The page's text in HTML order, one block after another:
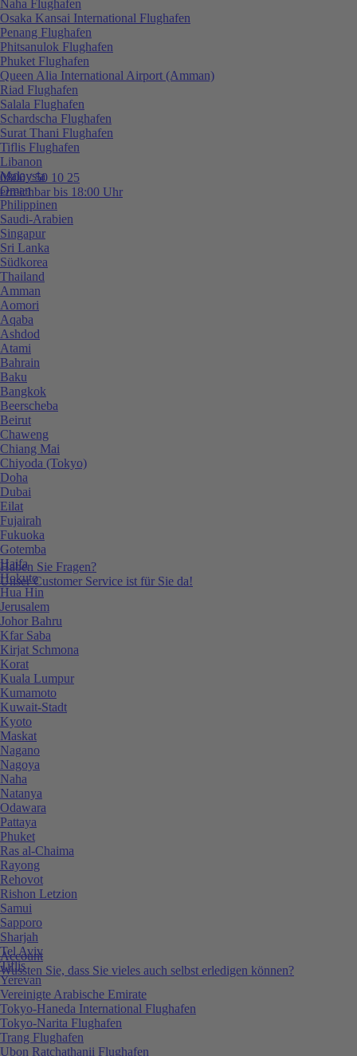
0800 / 50 10 25
erreichbar bis 18:00 Uhr
Haben Sie Fragen?
Unser Customer Service ist für Sie da!
Account
Wussten Sie, dass Sie vieles auch selbst erledigen können?
Naha Flughafen
Osaka Kansai International Flughafen
Penang Flughafen
Phitsanulok Flughafen
Phuket Flughafen
Queen Alia International Airport (Amman)
Riad Flughafen
Salala Flughafen
Schardscha Flughafen
Surat Thani Flughafen
Tiflis Flughafen
Libanon
Malaysia
Oman
Philippinen
Saudi-Arabien
Singapur
Sri Lanka
Südkorea
Thailand
Amman
Aomori
Aqaba
Ashdod
Atami
Bahrain
Baku
Bangkok
Beerscheba
Beirut
Chaweng
Chiang Mai
Chiyoda (Tokyo)
Doha
Dubai
Eilat
Fujairah
Fukuoka
Gotemba
Haifa
Hokuto
Hua Hin
Jerusalem
Johor Bahru
Kfar Saba
Kirjat Schmona
Korat
Kuala Lumpur
Kumamoto
Kuwait-Stadt
Kyoto
Maskat
Nagano
Nagoya
Naha
Natanya
Odawara
Pattaya
Phuket
Ras al-Chaima
Rayong
Rehovot
Rishon Letzion
Samui
Sapporo
Sharjah
Tel Aviv
Tiflis
Yerevan
Vereinigte Arabische Emirate
Tokyo-Haneda International Flughafen
Tokyo-Narita Flughafen
Trang Flughafen
Ubon Ratchathanii Flughafen